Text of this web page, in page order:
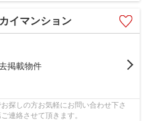
イマンション
掲載物件
探しの方お気軽にお問い合わせ下さ
連絡させて頂きます。